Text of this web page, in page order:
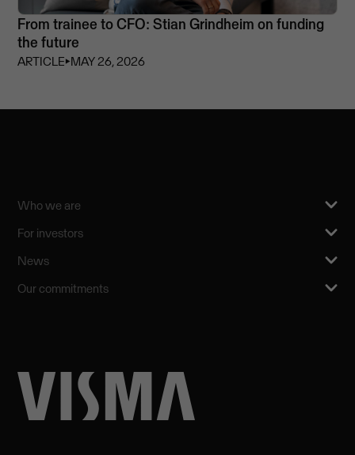
From trainee to CFO: Stian Grindheim on funding
the future
ARTICLE⏵MAY 26, 2026
Who we are
For investors
News
Our commitments